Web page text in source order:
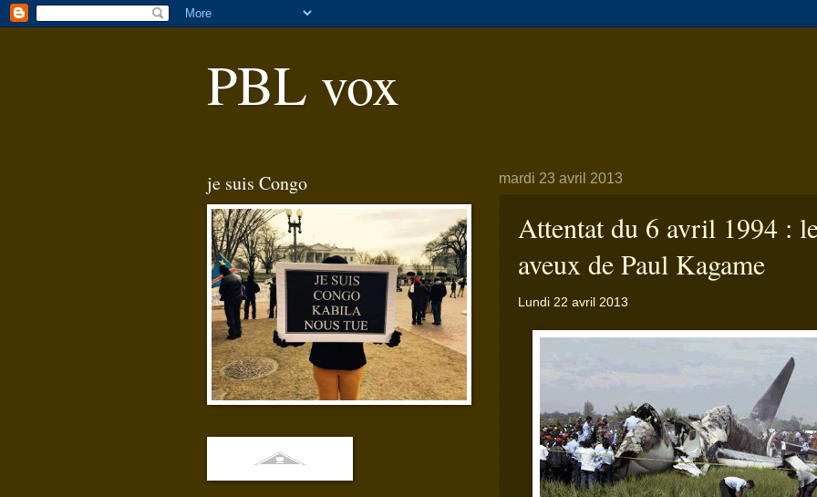
PBL vox
mardi 23 avril 2013
Attentat du 6 avril 1994 :
aveux de Paul Kagame
Lundi 22 avril 2013
je suis Congo